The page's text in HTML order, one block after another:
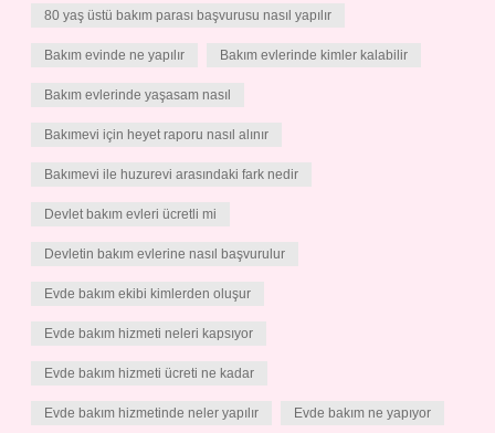
80 yaş üstü bakım parası başvurusu nasıl yapılır
Bakım evinde ne yapılır Bakım evlerinde kimler kalabilir
Bakım evlerinde yaşasam nasıl
Bakımevi için heyet raporu nasıl alınır
Bakımevi ile huzurevi arasındaki fark nedir
Devlet bakım evleri ücretli mi
Devletin bakım evlerine nasıl başvurulur
Evde bakım ekibi kimlerden oluşur
Evde bakım hizmeti neleri kapsıyor
Evde bakım hizmeti ücreti ne kadar
Evde bakım hizmetinde neler yapılır Evde bakım ne yapıyor